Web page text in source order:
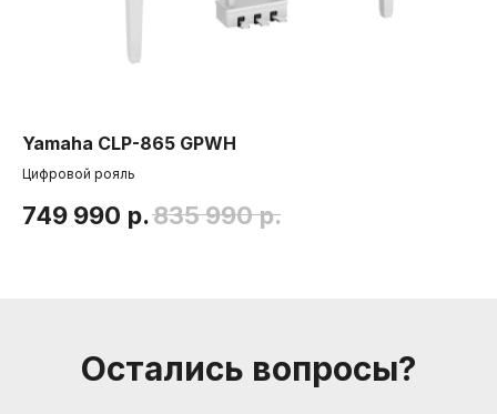
Yamaha CLP-865 GPWH
Цифровой рояль
749 990 р.835 990 р.
Остались вопросы?
Услуги гитарного мастера
Способы оплаты
Пользовательское соглашение
Друзья и
партнеры
О нас
Компания